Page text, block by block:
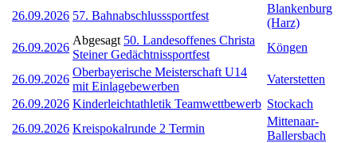
26.09.2026 57. Bahnabschlusssportfest
Blankenburg
(Harz)
26.09.2026
Abgesagt 50. Landesoffenes Christa
Steiner Gedächtnissportfest
Köngen
26.09.2026
Oberbayerische Meisterschaft U14
mit Einlagebewerben
Vaterstetten
26.09.2026 Kinderleichtathletik Teamwettbewerb Stockach
26.09.2026 Kreispokalrunde 2 Termin
Mittenaar-
Ballersbach